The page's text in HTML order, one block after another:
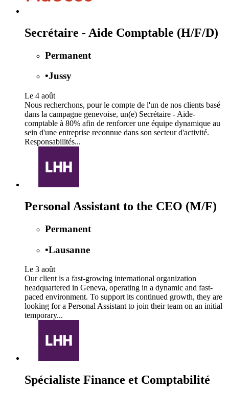
Secrétaire - Aide Comptable (H/F/D)
Permanent
•Jussy
Le 4 août
Nous recherchons, pour le compte de l'un de nos clients basé
dans la campagne genevoise, un(e) Secrétaire - Aide-
comptable à 80% afin de renforcer une équipe dynamique au
sein d'une entreprise reconnue dans son secteur d'activité.
Responsabilités...
Personal Assistant to the CEO (M/F)
Permanent
•Lausanne
Le 3 août
Our client is a fast-growing international organization
headquartered in Geneva, operating in a dynamic and fast-
paced environment. To support its continued growth, they are
looking for a Personal Assistant to join their team on an initial
temporary...
Spécialiste Finance et Comptabilité